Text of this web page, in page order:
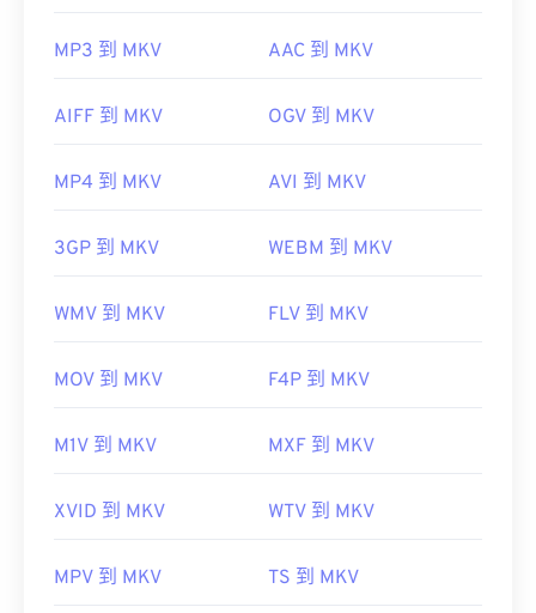
MP3 到 MKV AAC 到 MKV
AIFF 到 MKV OGV 到 MKV
MP4 到 MKV AVI 到 MKV
3GP 到 MKV WEBM 到 MKV
WMV 到 MKV FLV 到 MKV
MOV 到 MKV F4P 到 MKV
M1V 到 MKV MXF 到 MKV
XVID 到 MKV WTV 到 MKV
MPV 到 MKV TS 到 MKV